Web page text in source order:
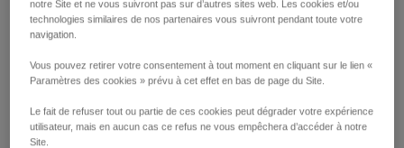
pour sangler ses crampons, qui présente un avantage de
confort, mais un risque plus élevé d’accrocher les crampons
entre eux pendant la marche. Petzl recommande de
respecter la notice technique des crampons et d’apporter le
plus grand soin au réglage des crampons sur les chaussures
notre Site et ne vous suivront pas sur d’autres sites web. Les cookies et/ou
technologies similaires de nos partenaires vous suivront pendant toute votre
navigation.
Vous pouvez retirer votre consentement à tout moment en cliquant sur le lien «
Paramètres des cookies » prévu à cet effet en bas de page du Site.
Le fait de refuser tout ou partie de ces cookies peut dégrader votre expérience
utilisateur, mais en aucun cas ce refus ne vous empêchera d’accéder à notre
Site.